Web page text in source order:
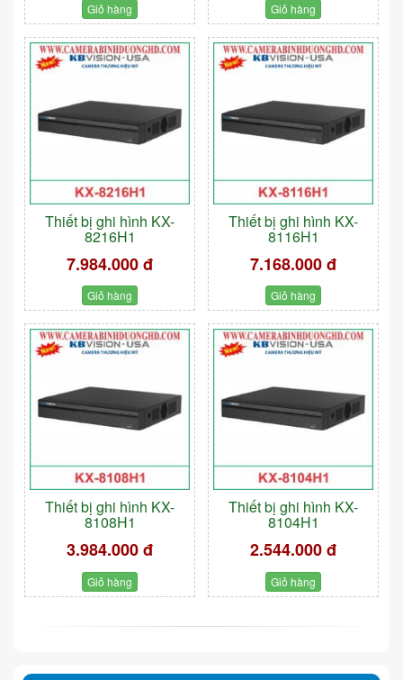
Giỏ hàng Giỏ hàng
Thiết bị ghi hình KX-
8216H1
7.984.000 đ
Giỏ hàng
Thiết bị ghi hình KX-
8116H1
7.168.000 đ
Giỏ hàng
Thiết bị ghi hình KX-
8108H1
3.984.000 đ
Giỏ hàng
Thiết bị ghi hình KX-
8104H1
2.544.000 đ
Giỏ hàng